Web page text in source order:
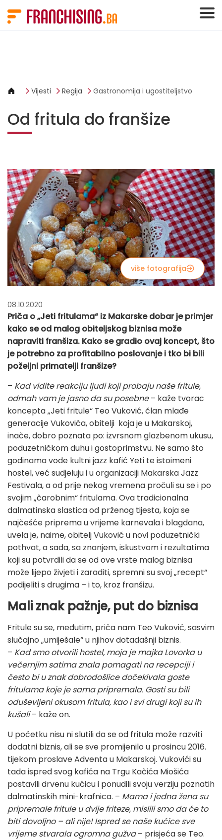
Vijesti Regija Gastronomija i ugostiteljstvo
Od fritula do franšize
više fotografija
08.10.2020
Priča o „Jeti fritulama“ iz Makarske dobar je primjer
kako se od malog obiteljskog biznisa može
napraviti franšiza. Kako se gradio ovaj koncept, što
je potrebno za profitabilno poslovanje i tko bi bili
poželjni primatelji franšize?
– Kad vidite reakciju ljudi koji probaju naše fritule,
odmah vam je jasno da su posebne– kaže tvorac
koncepta „Jeti fritule“ Teo Vuković, član mlađe
generacije Vukovića, obitelji koja je u Makarskoj,
inače, dobro poznata po: izvrsnom glazbenom ukusu,
poduzetničkom duhu i gostoprimstvu. Ne samo što
godinama vode kultni jazz kafić Yeti te istoimeni
hostel, već sudjeluju i u organizaciji Makarska Jazz
Festivala, a od prije nekog vremena pročuli su se i po
svojim „čarobnim“ fritulama. Ova tradicionalna
dalmatinska slastica od prženog tijesta, koja se
najčešće priprema u vrijeme karnevala i blagdana,
uvela je, naime, obitelj Vuković u novi poduzetnički
pothvat, a sada, sa znanjem, iskustvom i rezultatima
koji su potvrdili da se od ove vrste malog biznisa
može lijepo živjeti i zaraditi, spremni su svoj „recept“
podijeliti s drugima – i to, kroz franšizu.
Mali znak pažnje, put do biznisa
Fritule su se, međutim, priča nam Teo Vuković, sasvim
slučajno „umiješale“ u njihov dotadašnji biznis.
– Kad smo otvorili hostel, moja je majka Lovorka u
večernjim satima znala pomagati na recepciji i
često bi u znak dobrodošlice dočekivala goste
fritulama koje je sama pripremala. Gosti su bili
oduševljeni okusom fritula, kao i svi drugi koji su ih
kušali– kaže on.
U početku nisu ni slutili da se od fritula može razviti
dodatni biznis, ali se sve promijenilo u prosincu 2016.
tijekom proslave Adventa u Makarskoj. Vukovići su
tada ispred svog kafića na Trgu Kačića Miošića
postavili drvenu kućicu i ponudili svoju verziju poznatih
dalmatinskih mini-krafnica. – Mama i jedna žena su
pripremale fritule u dvije friteze, mislili smo da će to
biti dovoljno – ali nije! Ispred se naše kućice sve
vrijeme stvarala ogromna gužva– prisjeća se Teo.